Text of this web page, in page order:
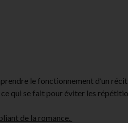
le fonctionnement d’un
qui se fait pour éviter les
de la romance.